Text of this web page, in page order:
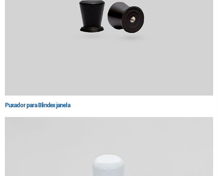
Puxador para Blindex janela